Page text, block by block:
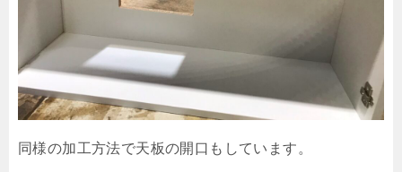
同様の加工方法で天板の開口もしています。